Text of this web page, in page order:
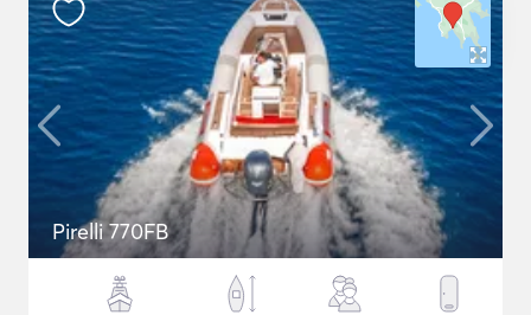
Pirelli 770FB